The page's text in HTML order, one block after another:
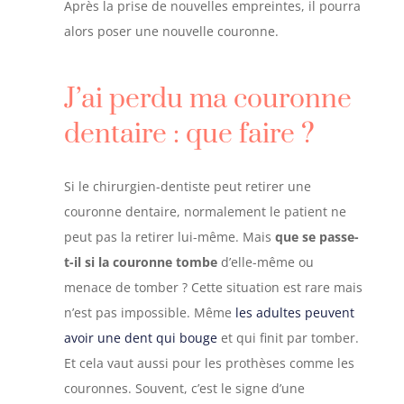
Après la prise de nouvelles empreintes, il pourra
alors poser une nouvelle couronne.
J’ai perdu ma couronne
dentaire : que faire ?
Si le chirurgien-dentiste peut retirer une
couronne dentaire, normalement le patient ne
peut pas la retirer lui-même. Mais que se passe-
t-il si la couronne tombed’elle-même ou
menace de tomber ? Cette situation est rare mais
n’est pas impossible. Même les adultes peuvent
avoir une dent qui bougeet qui finit par tomber.
Et cela vaut aussi pour les prothèses comme les
couronnes. Souvent, c’est le signe d’une